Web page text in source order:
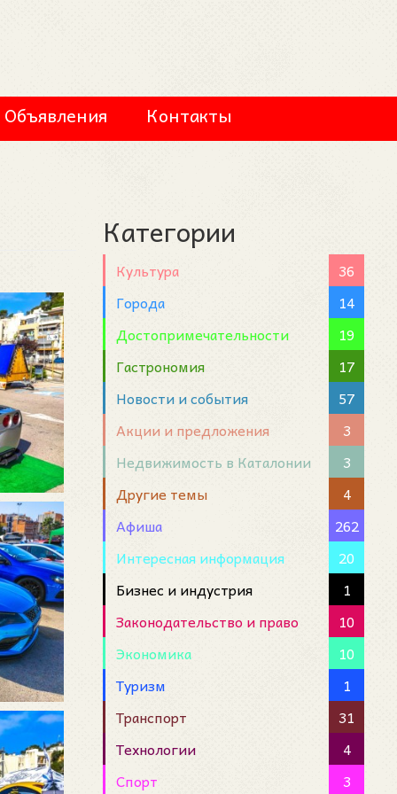
Объявления Контакты
Категории
Культура
36
Города
14
Достопримечательности
19
Гастрономия
17
Новости и события
57
Акции и предложения
3
Недвижимость в Каталонии
3
Другие темы
4
Афиша
262
Интересная информация
20
Бизнес и индустрия
1
Законодательство и право
10
Экономика
10
Туризм
1
Транспорт
31
Технологии
4
Спорт
3